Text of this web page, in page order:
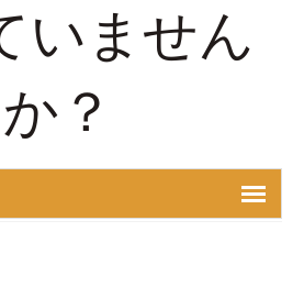
いません
か？